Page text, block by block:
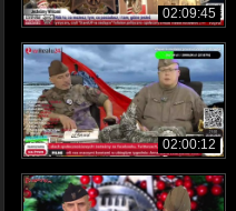
02:09:45
02:00:12